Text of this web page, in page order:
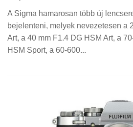
A Sigma hamarosan több új
bejelenteni, melyek nevezetesen a
Art, a 40 mm F1.4 DG HSM Art, a
HSM Sport, a 60-600...